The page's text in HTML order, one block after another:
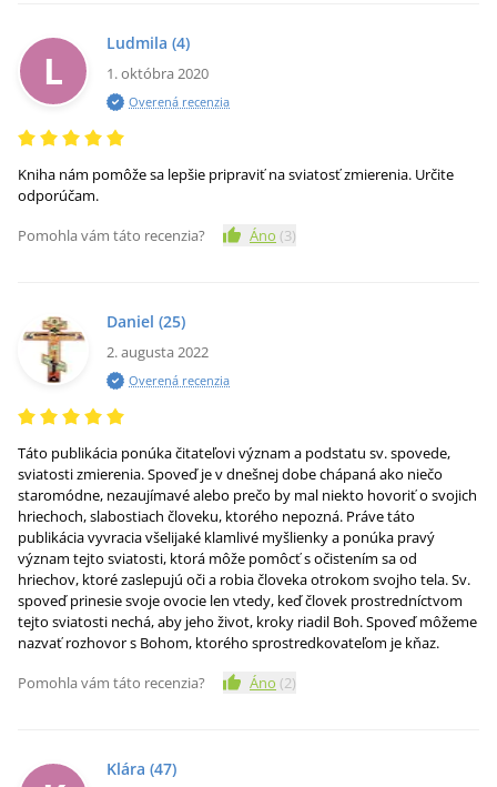
L
Ludmila (4)
1. októbra 2020
Overená recenzia
Kniha nám pomôže sa lepšie pripraviť na sviatosť zmierenia. Určite
odporúčam.
Pomohla vám táto recenzia?
Áno (3)
Daniel (25)
2. augusta 2022
Overená recenzia
Táto publikácia ponúka čitateľovi význam a podstatu sv. spovede,
sviatosti zmierenia. Spoveď je v dnešnej dobe chápaná ako niečo
staromódne, nezaujímavé alebo prečo by mal niekto hovoriť o svojich
hriechoch, slabostiach človeku, ktorého nepozná. Práve táto
publikácia vyvracia všelijaké klamlivé myšlienky a ponúka pravý
význam tejto sviatosti, ktorá môže pomôcť s očistením sa od
hriechov, ktoré zaslepujú oči a robia človeka otrokom svojho tela. Sv.
spoveď prinesie svoje ovocie len vtedy, keď človek prostredníctvom
tejto sviatosti nechá, aby jeho život, kroky riadil Boh. Spoveď môžeme
nazvať rozhovor s Bohom, ktorého sprostredkovateľom je kňaz.
Pomohla vám táto recenzia?
Áno (2)
Klára (47)